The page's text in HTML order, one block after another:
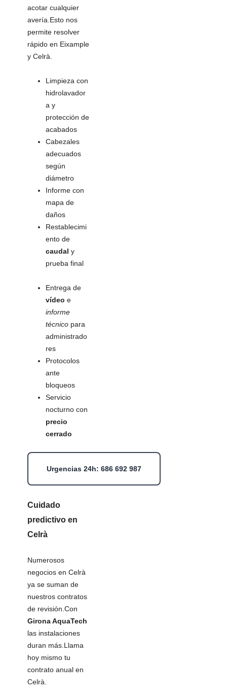
acotar cualquier
avería.Esto nos
permite resolver
rápido en Eixample
y Celrà.
Limpieza con
hidrolavador
a y
protección de
acabados
Cabezales
adecuados
según
diámetro
Informe con
mapa de
daños
Restablecimi
ento de
caudal y
prueba final
Entrega de
vídeo e
informe
técnico para
administrado
res
Protocolos
ante
bloqueos
Servicio
nocturno con
precio
cerrado
Urgencias 24h: 686 692 987
Cuidado
predictivo en
Celrà
Numerosos
negocios en Celrà
ya se suman de
nuestros contratos
de revisión.Con
Girona AquaTech
las instalaciones
duran más.Llama
hoy mismo tu
contrato anual en
Celrà.